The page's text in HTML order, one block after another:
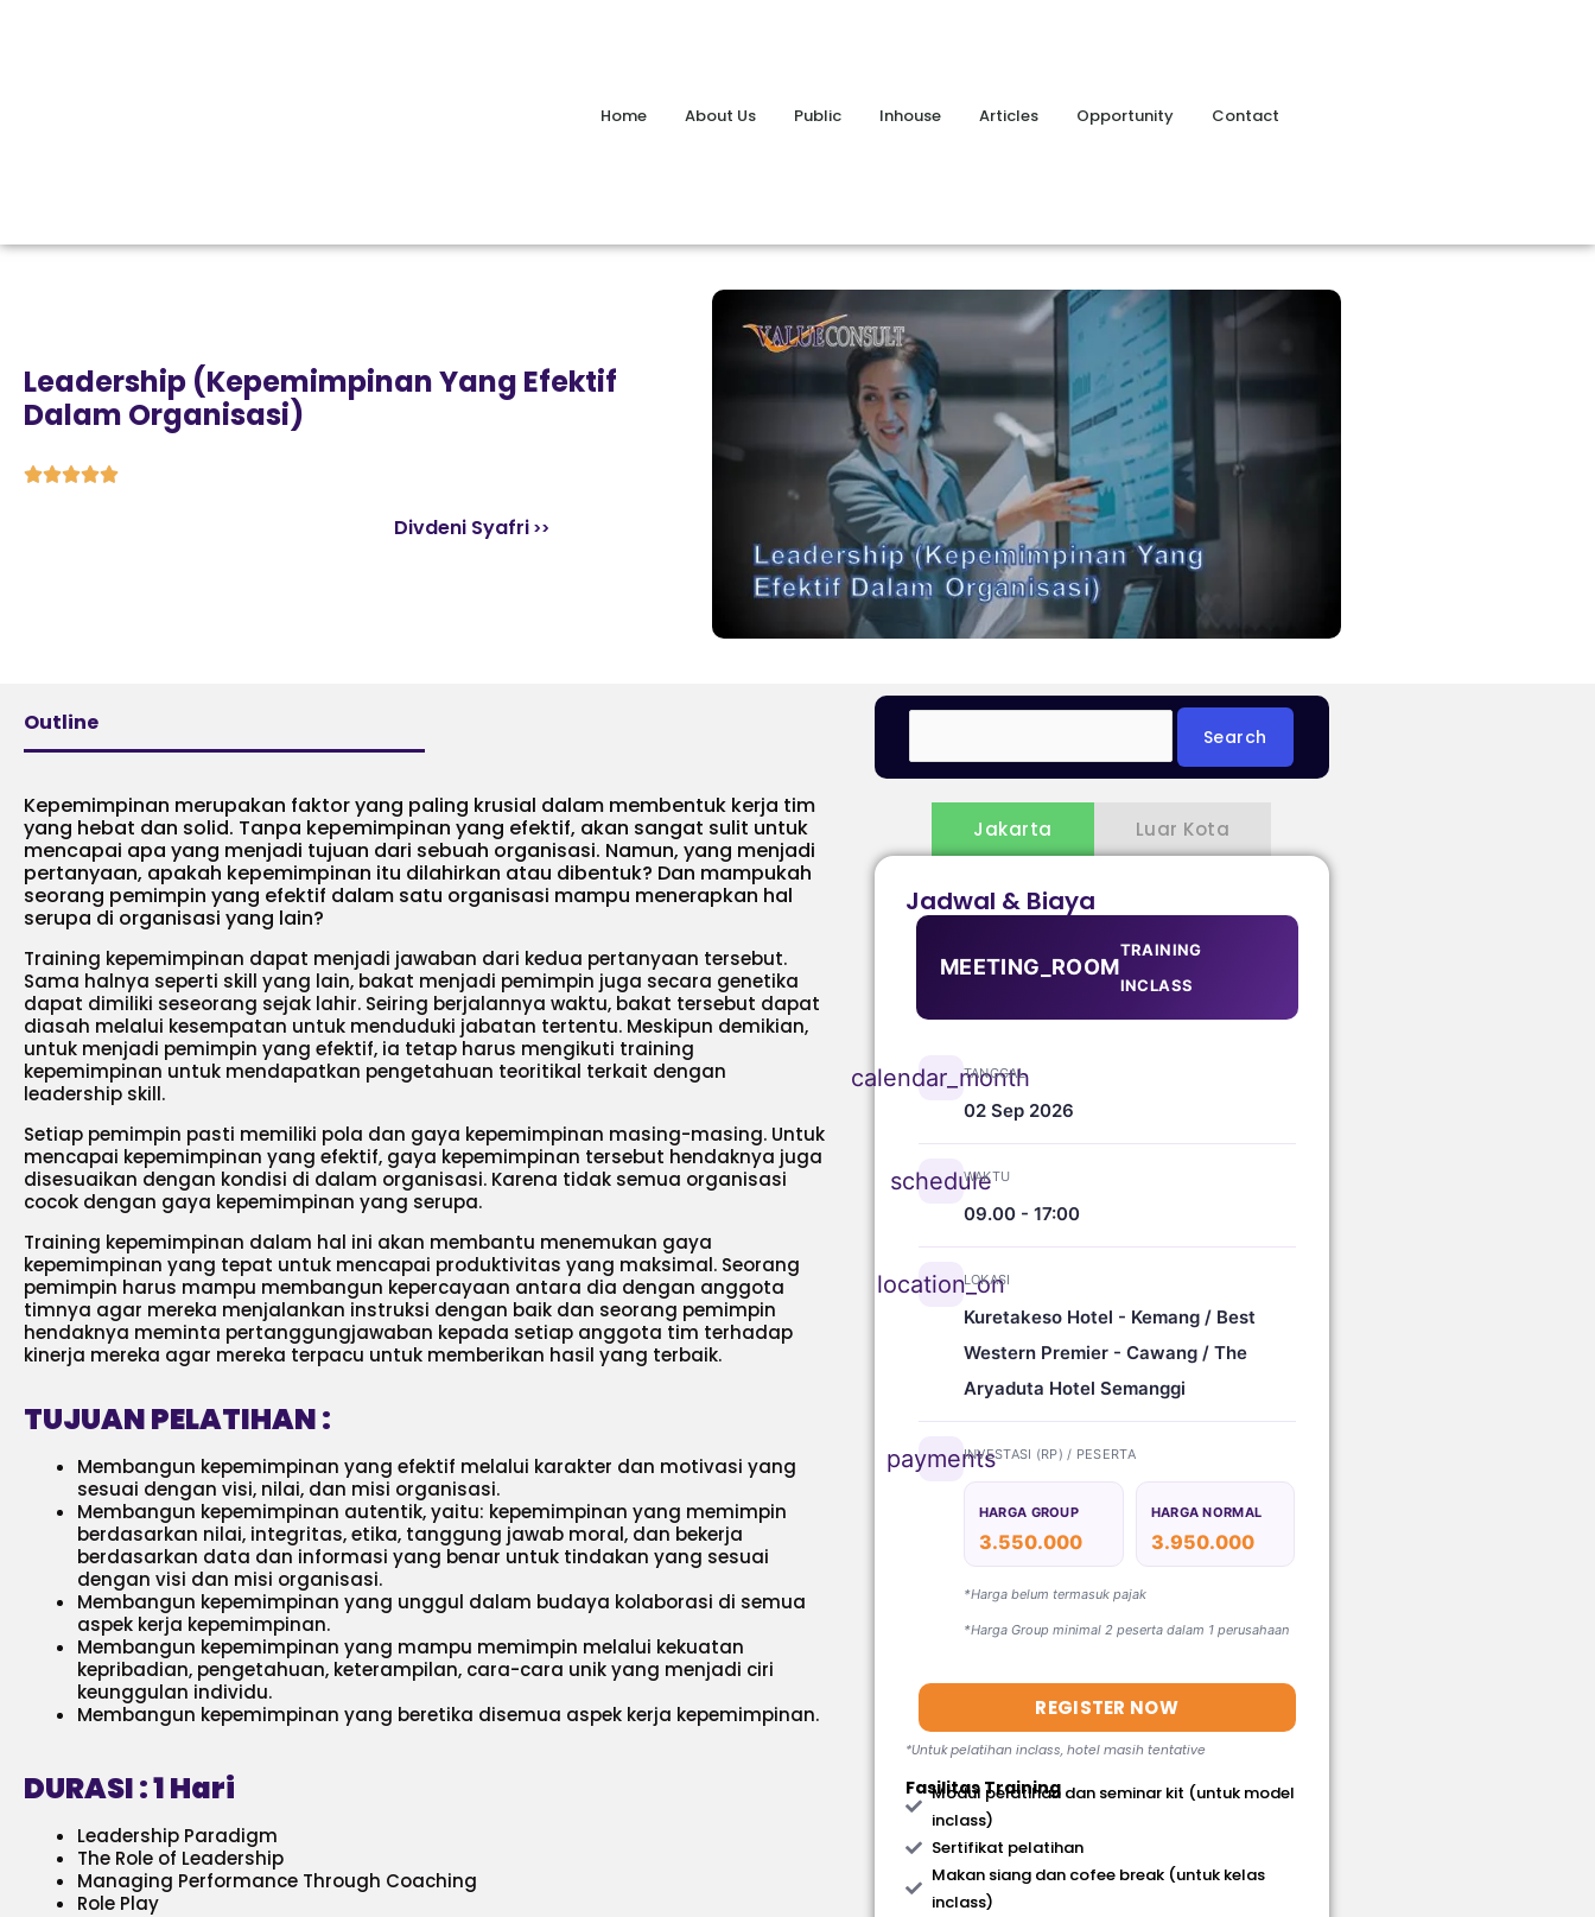
Home About Us Public Inhouse Articles Opportunity Contact
Leadership (Kepemimpinan Yang Efektif
Dalam Organisasi)

Divdeni Syafri
Outline
Kepemimpinan merupakan faktor yang paling krusial dalam membentuk kerja tim
yang hebat dan solid. Tanpa kepemimpinan yang efektif, akan sangat sulit untuk
mencapai apa yang menjadi tujuan dari sebuah organisasi. Namun, yang menjadi
pertanyaan, apakah kepemimpinan itu dilahirkan atau dibentuk? Dan mampukah
seorang pemimpin yang efektif dalam satu organisasi mampu menerapkan hal
serupa di organisasi yang lain?
Training kepemimpinan dapat menjadi jawaban dari kedua pertanyaan tersebut.
Sama halnya seperti skill yang lain, bakat menjadi pemimpin juga secara genetika
dapat dimiliki seseorang sejak lahir. Seiring berjalannya waktu, bakat tersebut dapat
diasah melalui kesempatan untuk menduduki jabatan tertentu. Meskipun demikian,
untuk menjadi pemimpin yang efektif, ia tetap harus mengikuti training
kepemimpinan untuk mendapatkan pengetahuan teoritikal terkait dengan
leadership skill.
Setiap pemimpin pasti memiliki pola dan gaya kepemimpinan masing-masing. Untuk
mencapai kepemimpinan yang efektif, gaya kepemimpinan tersebut hendaknya juga
disesuaikan dengan kondisi di dalam organisasi. Karena tidak semua organisasi
cocok dengan gaya kepemimpinan yang serupa.
Training kepemimpinan dalam hal ini akan membantu menemukan gaya
kepemimpinan yang tepat untuk mencapai produktivitas yang maksimal. Seorang
pemimpin harus mampu membangun kepercayaan antara dia dengan anggota
timnya agar mereka menjalankan instruksi dengan baik dan seorang pemimpin
hendaknya meminta pertanggungjawaban kepada setiap anggota tim terhadap
kinerja mereka agar mereka terpacu untuk memberikan hasil yang terbaik.
TUJUAN PELATIHAN :
Membangun kepemimpinan yang efektif melalui karakter dan motivasi yang
sesuai dengan visi, nilai, dan misi organisasi.
Membangun kepemimpinan autentik, yaitu: kepemimpinan yang memimpin
berdasarkan nilai, integritas, etika, tanggung jawab moral, dan bekerja
berdasarkan data dan informasi yang benar untuk tindakan yang sesuai
dengan visi dan misi organisasi.
Membangun kepemimpinan yang unggul dalam budaya kolaborasi di semua
aspek kerja kepemimpinan.
Membangun kepemimpinan yang mampu memimpin melalui kekuatan
kepribadian, pengetahuan, keterampilan, cara-cara unik yang menjadi ciri
keunggulan individu.
Membangun kepemimpinan yang beretika disemua aspek kerja kepemimpinan.
DURASI : 1 Hari
Leadership Paradigm
The Role of Leadership
Managing Performance Through Coaching
Role Play
Jakarta Luar Kota
Jadwal & Biaya
MEETING_ROOM
TRAINING
INCLASS
calendar_month
TANGGAL
02 Sep 2026
schedule
WAKTU
09.00 - 17:00
location_on
LOKASI
Kuretakeso Hotel - Kemang / Best
Western Premier - Cawang / The
Aryaduta Hotel Semanggi
paymentsINVESTASI (RP) / PESERTA
HARGA GROUP
3.550.000
HARGA NORMAL
3.950.000
*Harga belum termasuk pajak
*Harga Group minimal 2 peserta dalam 1 perusahaan
REGISTER NOW
*Untuk pelatihan inclass, hotel masih tentative
Fasilitas Training
Modul pelatihan dan seminar kit (untuk model
inclass)
Sertifikat pelatihan
Makan siang dan cofee break (untuk kelas
inclass)